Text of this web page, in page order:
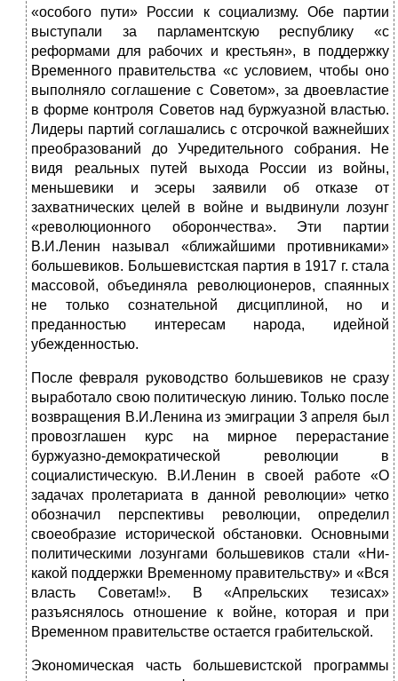
«осо­бого пути» России к социализму. Обе партии
выступали за парламентскую республику «с
реформами для рабочих и крес­тьян», в поддержку
Временного правительства «с условием, чтобы оно
выполняло соглашение с Советом», за двоевластие
в форме контроля Советов над буржуазной властью.
Лидеры партий соглашались с отсрочкой важнейших
преобразований до Учредительного собрания. Не
видя реальных путей выхода России из войны,
меньшевики и эсеры заявили об отказе от
захватнических целей в войне и выдвинули лозунг
«революци­онного оборончества». Эти партии
В.И.Ленин называл «бли­жайшими противниками»
большевиков. Большевистская партия в 1917 г. стала
массовой, объединяла революционеров, спаян­ных
не только сознательной дисциплиной, но и
преданностью интересам народа, идейной
убежденностью.
После февраля руководство большевиков не сразу
выра­ботало свою политическую линию. Только после
возвращения В.И.Ленина из эмиграции 3 апреля был
провозглашен курс на мирное перерастание
буржуазно-демократической революции в
социалистическую. В.И.Ленин в своей работе «О
задачах про­летариата в данной революции» четко
обозначил перспективы революции, определил
своеобразие исторической обстановки. Основными
политическими лозунгами большевиков стали «Ни­
какой поддержки Временному правительству» и «Вся
власть Советам!». В «Апрельских тезисах»
разъяснялось отношение к войне, которая и при
Временном правительстве остается гра­бительской.
Экономическая часть большевистской программы